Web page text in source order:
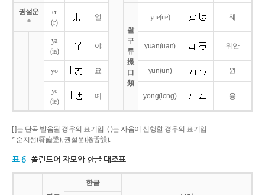
권설운
*
er
(r)
얼
촬
구
류
撮
口
類
yue(ue) 웨
ya
(ia)
야 yuan(uan) 위안
yo 요 yun(un) 윈
ye
(ie)
예 yong(iong) 융
[ ]는 단독 발음될 경우의 표기임. ( )는 자음이 선행할 경우의 표기임.
* 순치성(脣齒聲), 권설운(捲舌韻).
표 6 폴란드어 자모와 한글 대조표
한글